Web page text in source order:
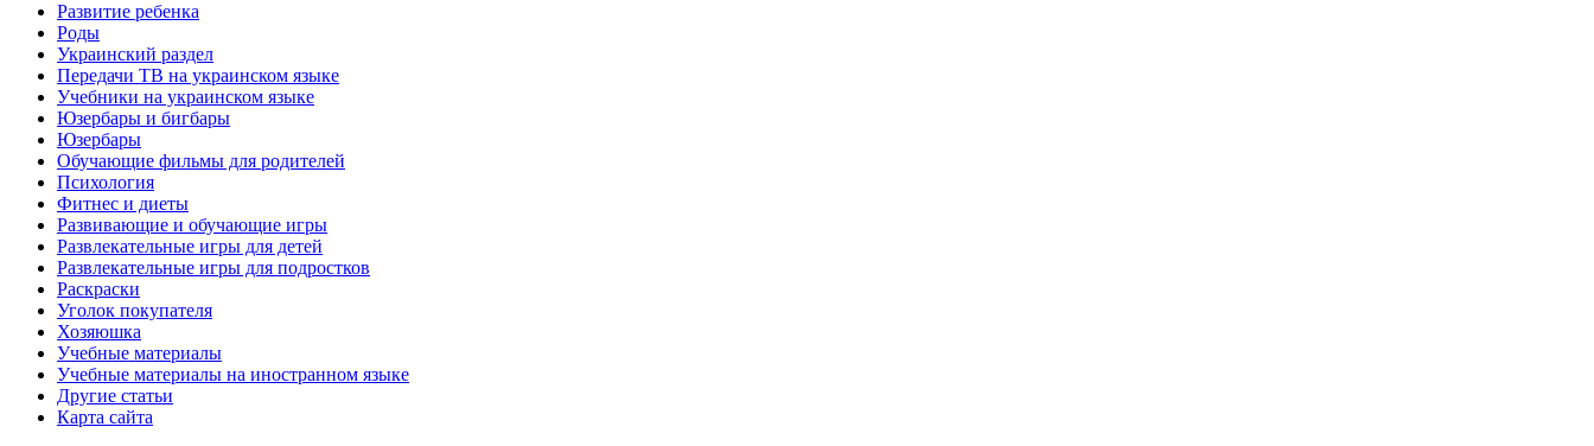
Развитие ребенка
Роды
Украинский раздел
Передачи ТВ на украинском языке
Учебники на украинском языке
Юзербары и бигбары
Юзербары
Обучающие фильмы для родителей
Психология
Фитнес и диеты
Развивающие и обучающие игры
Развлекательные игры для детей
Развлекательные игры для подростков
Раскраски
Уголок покупателя
Хозяюшка
Учебные материалы
Учебные материалы на иностранном языке
Другие статьи
Карта сайта